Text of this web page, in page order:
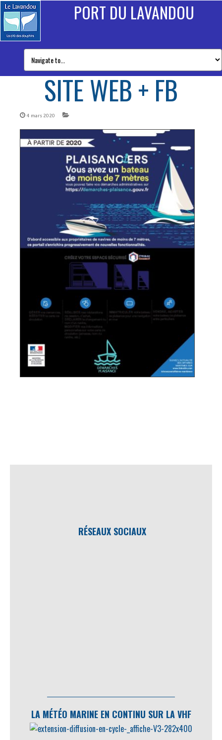
PORT DU LAVANDOU
SITE WEB + FB
4 mars 2020
RÉSEAUX SOCIAUX
LA MÉTÉO MARINE EN CONTINU SUR LA VHF